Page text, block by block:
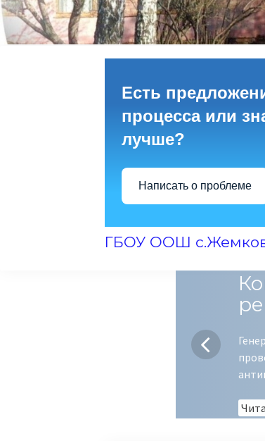
Есть
процесса или
лучше?
Написать о проблеме
ГБОУ ООШ